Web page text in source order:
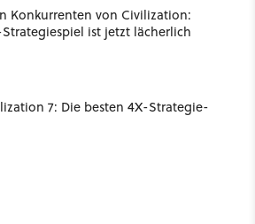
Konkurrenten von Civilization:
Strategiespiel ist jetzt lächerlich
7: Die besten 4X-Strategie-